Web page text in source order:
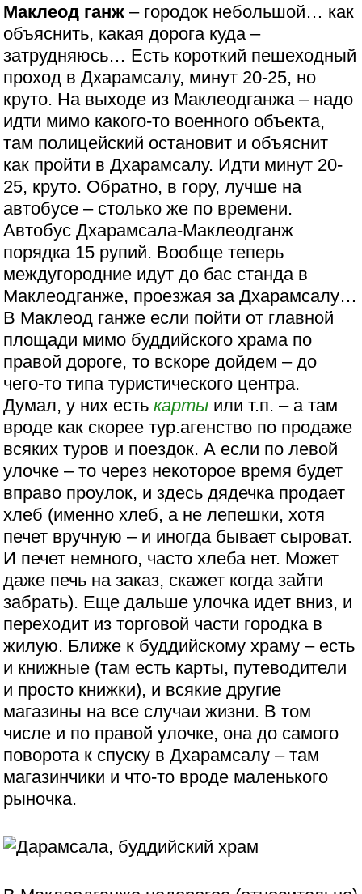
Маклеод ганж – городок небольшой… как
объяснить, какая дорога куда –
затрудняюсь… Есть короткий пешеходный
проход в Дхарамсалу, минут 20-25, но
круто. На выходе из Маклеодганжа – надо
идти мимо какого-то военного объекта,
там полицейский остановит и объяснит
как пройти в Дхарамсалу. Идти минут 20-
25, круто. Обратно, в гору, лучше на
автобусе – столько же по времени.
Автобус Дхарамсала-Маклеодганж
порядка 15 рупий. Вообще теперь
междугородние идут до бас станда в
Маклеодганже, проезжая за Дхарамсалу…
В Маклеод ганже если пойти от главной
площади мимо буддийского храма по
правой дороге, то вскоре дойдем – до
чего-то типа туристического центра.
Думал, у них естькарты или т.п. – а там
вроде как скорее тур.агенство по продаже
всяких туров и поездок. А если по левой
улочке – то через некоторое время будет
вправо проулок, и здесь дядечка продает
хлеб (именно хлеб, а не лепешки, хотя
печет вручную – и иногда бывает сыроват.
И печет немного, часто хлеба нет. Может
даже печь на заказ, скажет когда зайти
забрать). Еще дальше улочка идет вниз, и
переходит из торговой части городка в
жилую. Ближе к буддийскому храму – есть
и книжные (там есть карты, путеводители
и просто книжки), и всякие другие
магазины на все случаи жизни. В том
числе и по правой улочке, она до самого
поворота к спуску в Дхарамсалу – там
магазинчики и что-то вроде маленького
рыночка.